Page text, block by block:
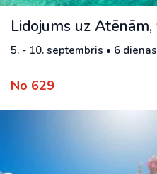
Lidojums uz Atēnām,
5. - 10. septembris • 6 dienas
No 629